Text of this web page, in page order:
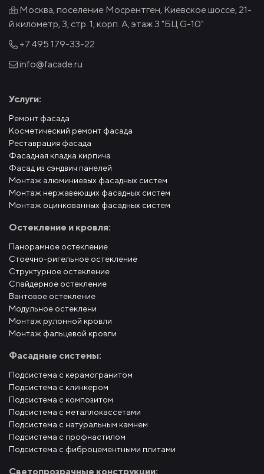
Москва, поселение Мосрентген, Киевское шоссе, 21-
й километр, 3, стр. 1, корп. А, этаж 3 "БЦ G-10"
+7 495 179-33-22
info@facade.ru
Услуги:
Ремонт фасада
Косметический ремонт фасада
Реставрация фасада
Фасадная кладка кирпича
Фасад из сэндвич панелей
Монтаж алюминиевых фасадных систем
Монтаж нержавеющих фасадных систем
Монтаж оцинкованных фасадных систем
Остекление и кровля:
Панорамное остекление
Стоечно-ригельное остекление
Структурное остекление
Спайдерное остекление
Вантовое остекление
Модульное остеклени
Монтаж рулонной кровли
Монтаж фальцевой кровли
Фасадные системы:
Подсистема с керамогранитом
Подсистема с клинкером
Подсистема с композитом
Подсистема с металлокассетами
Подсистема с натуральным камнем
Подсистема с профнастилом
Подсистема с фиброцементными плитами
Светопрозрачные конструкции: